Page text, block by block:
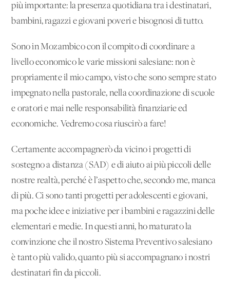
più importante: la presenza quotidiana tra i destinatari,
bambini, ragazzi e giovani poveri e bisognosi di tutto.
Sono in Mozambico con il compito di coordinare a
livello economico le varie missioni salesiane: non è
propriamente il mio campo, visto che sono sempre stato
impegnato nella pastorale, nella coordinazione di scuole
e oratori e mai nelle responsabilità finanziarie ed
economiche. Vedremo cosa riuscirò a fare!
Certamente accompagnerò da vicino i progetti di
sostegno a distanza (SAD) e di aiuto ai più piccoli delle
nostre realtà, perché è l’aspetto che, secondo me, manca
di più. Ci sono tanti progetti per adolescenti e giovani,
ma poche idee e iniziative per i bambini e ragazzini delle
elementari e medie. In questi anni, ho maturato la
convinzione che il nostro Sistema Preventivo salesiano
è tanto più valido, quanto più si accompagnano i nostri
destinatari fin da piccoli.